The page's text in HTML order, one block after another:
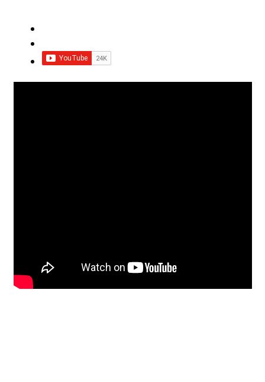
Impro Basic – Download PDF + mp3
Unterrichtsbedingungen (AGBs)